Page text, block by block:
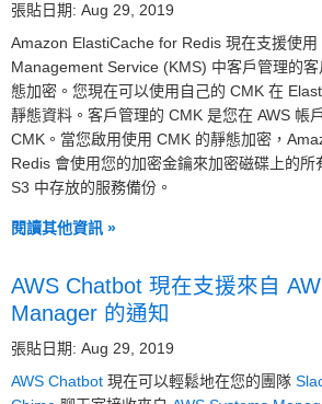
張貼日期: Aug 29, 2019
Amazon ElastiCache for Redis 現在支援使用
Management Service (KMS) 中客戶管理的
態加密。您現在可以使用自己的 CMK 在
靜態資料。客戶管理的 CMK 是您在 AWS 帳
CMK。當您啟用使用 CMK 的靜態加密，
Redis 會使用您的加密金鑰來加密磁碟上的所
S3 中存放的服務備份。
閱讀其他資訊 »
AWS Chatbot 現在支援來自
Manager 的通知
張貼日期: Aug 29, 2019
AWS Chatbot 現在可以輕鬆地在您的團隊